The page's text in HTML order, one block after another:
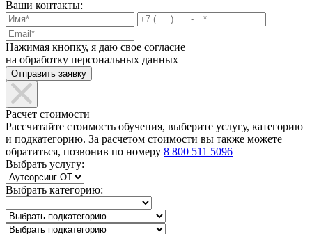
Ваши контакты:
Нажимая кнопку, я даю свое согласие
на обработку персональных данных
Расчет стоимости
Рассчитайте стоимость обучения, выберите услугу, категорию
и подкатегорию. За расчетом стоимости вы также можете
обратиться, позвонив по номеру 8 800 511 5096
Выбрать услугу:
Выбрать категорию: